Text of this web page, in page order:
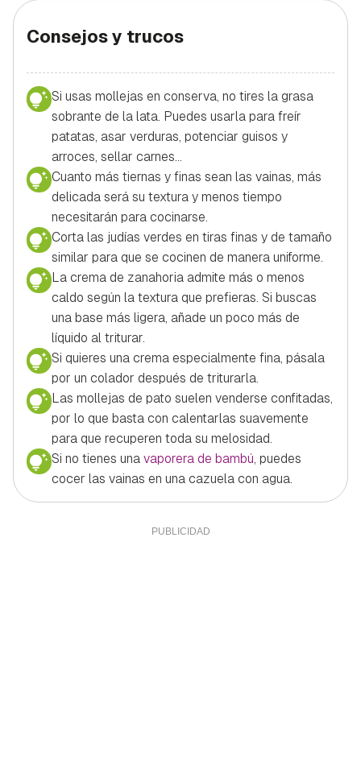
Consejos y trucos
Si usas mollejas en conserva, no tires la grasa
sobrante de la lata. Puedes usarla para freír
patatas, asar verduras, potenciar guisos y
arroces, sellar carnes…
Cuanto más tiernas y finas sean las vainas, más
delicada será su textura y menos tiempo
necesitarán para cocinarse.
Corta las judías verdes en tiras finas y de tamaño
similar para que se cocinen de manera uniforme.
La crema de zanahoria admite más o menos
caldo según la textura que prefieras. Si buscas
una base más ligera, añade un poco más de
líquido al triturar.
Si quieres una crema especialmente fina, pásala
por un colador después de triturarla.
Las mollejas de pato suelen venderse confitadas,
por lo que basta con calentarlas suavemente
para que recuperen toda su melosidad.
Si no tienes unavaporera de bambú, puedes
cocer las vainas en una cazuela con agua.